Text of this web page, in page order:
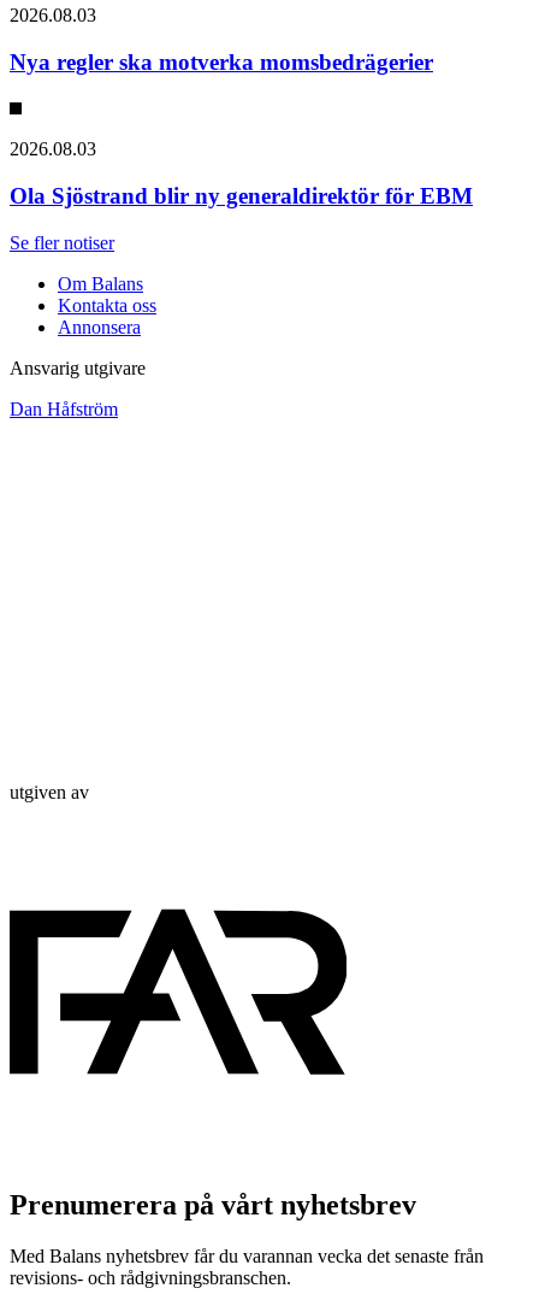
2026.08.03
Nya regler ska motverka momsbedrägerier
2026.08.03
Ola Sjöstrand blir ny generaldirektör för EBM
Se fler notiser
Om Balans
Kontakta oss
Annonsera
Ansvarig utgivare
Dan Håfström
utgiven av
Prenumerera på vårt nyhetsbrev
Med Balans nyhetsbrev får du varannan vecka det senaste från
revisions- och rådgivningsbranschen.